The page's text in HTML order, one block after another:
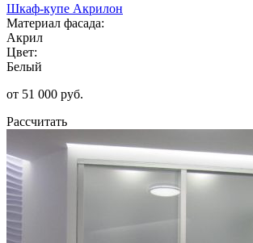
Шкаф-купе Акрилон
Материал фасада:
Акрил
Цвет:
Белый
от 51 000 руб.
Рассчитать